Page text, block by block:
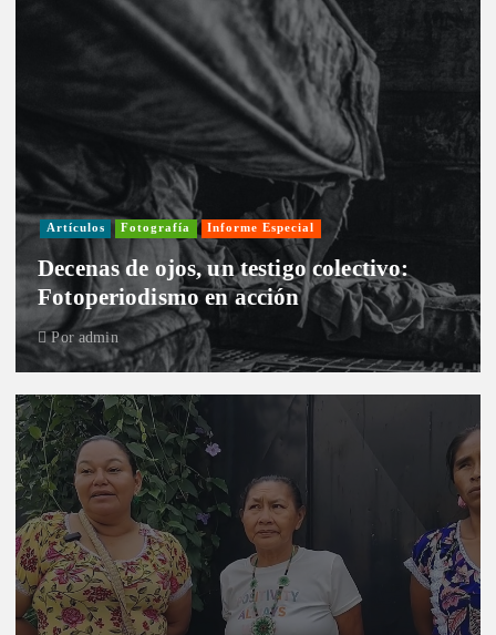
Artículos Fotografía Informe Especial
Decenas de ojos, un testigo colectivo:
Fotoperiodismo en acción
Por admin